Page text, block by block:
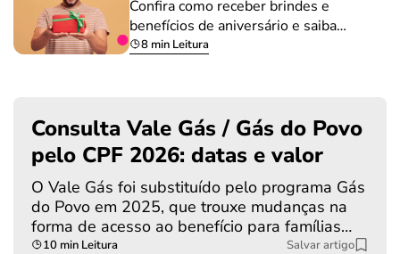
Confira como receber brindes e
benefícios de aniversário e saiba…
8 min Leitura
Consulta Vale Gás / Gás do Povo
pelo CPF 2026: datas e valor
O Vale Gás foi substituído pelo programa Gás
do Povo em 2025, que trouxe mudanças na
forma de acesso ao benefício para famílias…
10 min Leitura Salvar artigo